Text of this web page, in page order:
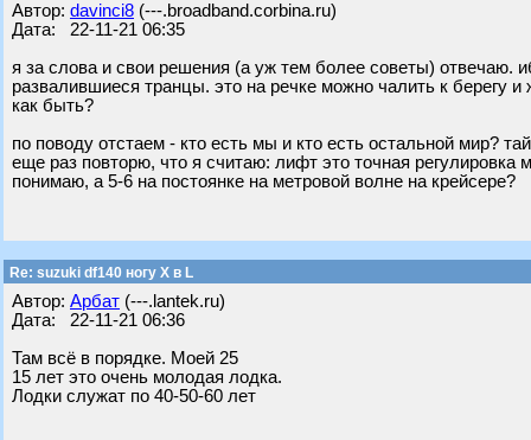
Автор: davinci8 (---.broadband.corbina.ru)
Дата: 22-11-21 06:35
я за слова и свои решения (а уж тем более советы)
развалившиеся транцы. это на речке можно чалить к берегу
как быть?
по поводу отстаем - кто есть мы и кто есть остальной мир?
еще раз повторю, что я считаю: лифт это точная
понимаю, а 5-6 на постоянке на метровой волне на крейсере?
Re: suzuki df140 ногу X в L
Автор: Арбат (---.lantek.ru)
Дата: 22-11-21 06:36
Там всё в порядке. Моей 25
15 лет это очень молодая лодка.
Лодки служат по 40-50-60 лет